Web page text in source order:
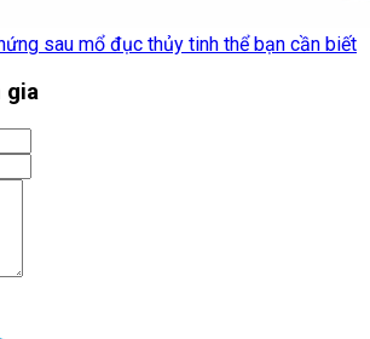
sau mổ đục thủy tinh thể bạn cần biết
gia